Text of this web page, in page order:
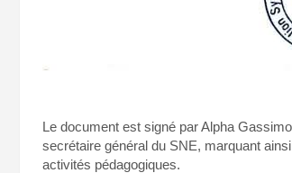
Le document est signé par Alpha
secrétaire général du SNE, marquant
activités pédagogiques.